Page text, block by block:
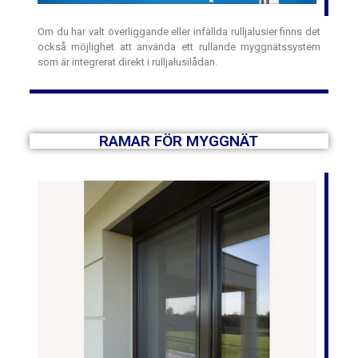
Om du har valt överliggande eller infällda rulljalusier finns det
också möjlighet att använda ett rullande myggnätssystem
som är integrerat direkt i rulljalusilådan.
RAMAR FÖR MYGGNÄT